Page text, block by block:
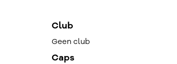
Club
Geen club
Caps